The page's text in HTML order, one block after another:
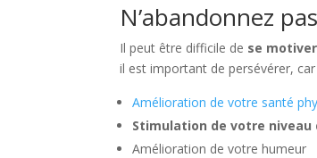
N’abandonnez
Il peut être difficile de se
il est important de persévérer,
Amélioration de votre santé
Stimulation de votre niveau
Amélioration de votre humeur